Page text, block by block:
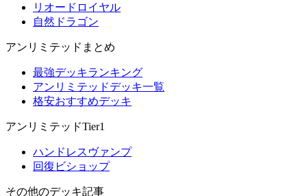
リオードロイヤル
自然ドラゴン
アンリミテッドまとめ
最強デッキランキング
アンリミテッドデッキ一覧
格安おすすめデッキ
アンリミテッドTier1
ハンドレスヴァンプ
回復ビショップ
その他のデッキ記事